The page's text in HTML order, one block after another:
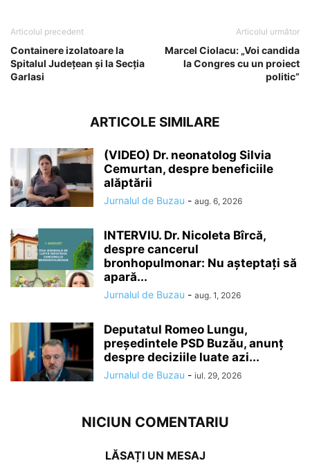
Articolul precedent
Containere izolatoare la
Spitalul Județean și la Secția
Garlasi
Articolul următor
Marcel Ciolacu: „Voi candida
la Congres cu un proiect
politic”
ARTICOLE SIMILARE
(VIDEO) Dr. neonatolog Silvia
Cemurtan, despre beneficiile
alăptării
Jurnalul de Buzau - aug. 6, 2026
INTERVIU. Dr. Nicoleta Bîrcă,
despre cancerul
bronhopulmonar: Nu așteptați să
apară...
Jurnalul de Buzau - aug. 1, 2026
Deputatul Romeo Lungu,
președintele PSD Buzău, anunț
despre deciziile luate azi...
Jurnalul de Buzau - iul. 29, 2026
NICIUN COMENTARIU
LĂSAȚI UN MESAJ